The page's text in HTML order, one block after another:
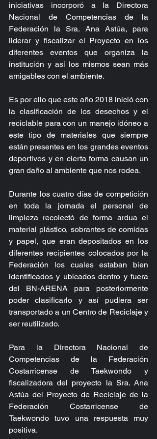
iniciativas incorporó a la Directora
Nacional de Competencias de la
Federación la Sra. Ana Astúa, para
liderar y fiscalizar el Proyecto en los
diferentes eventos que organiza la
institución y así los mismos sean más
amigables con el ambiente.
Es por ello que este año 2018 inició con
la clasificación de los desechos y el
reciclable para con un manejo idóneo a
este tipo de materiales que siempre
están presentes en los grandes eventos
deportivos y en cierta forma causan un
gran daño al ambiente que nos rodea.
Durante los cuatro días de competición
en toda la jornada el personal de
limpieza recolectó de forma ardua el
material plástico, sobrantes de comidas
y papel, que eran depositados en los
diferentes recipientes colocados por la
Federación los cuales estaban bien
identificados y ubicados dentro y fuera
del BN-ARENA para posteriormente
poder clasificarlo y así pudiera ser
transportado a un Centro de Reciclaje y
ser reutilizado.
Para la Directora Nacional de
Competencias de la Federación
Costarricense de Taekwondo y
fiscalizadora del proyecto la Sra. Ana
Astúa del Proyecto de Reciclaje de la
Federación Costarricense de
Taekwondo tuvo una respuesta muy
positiva.